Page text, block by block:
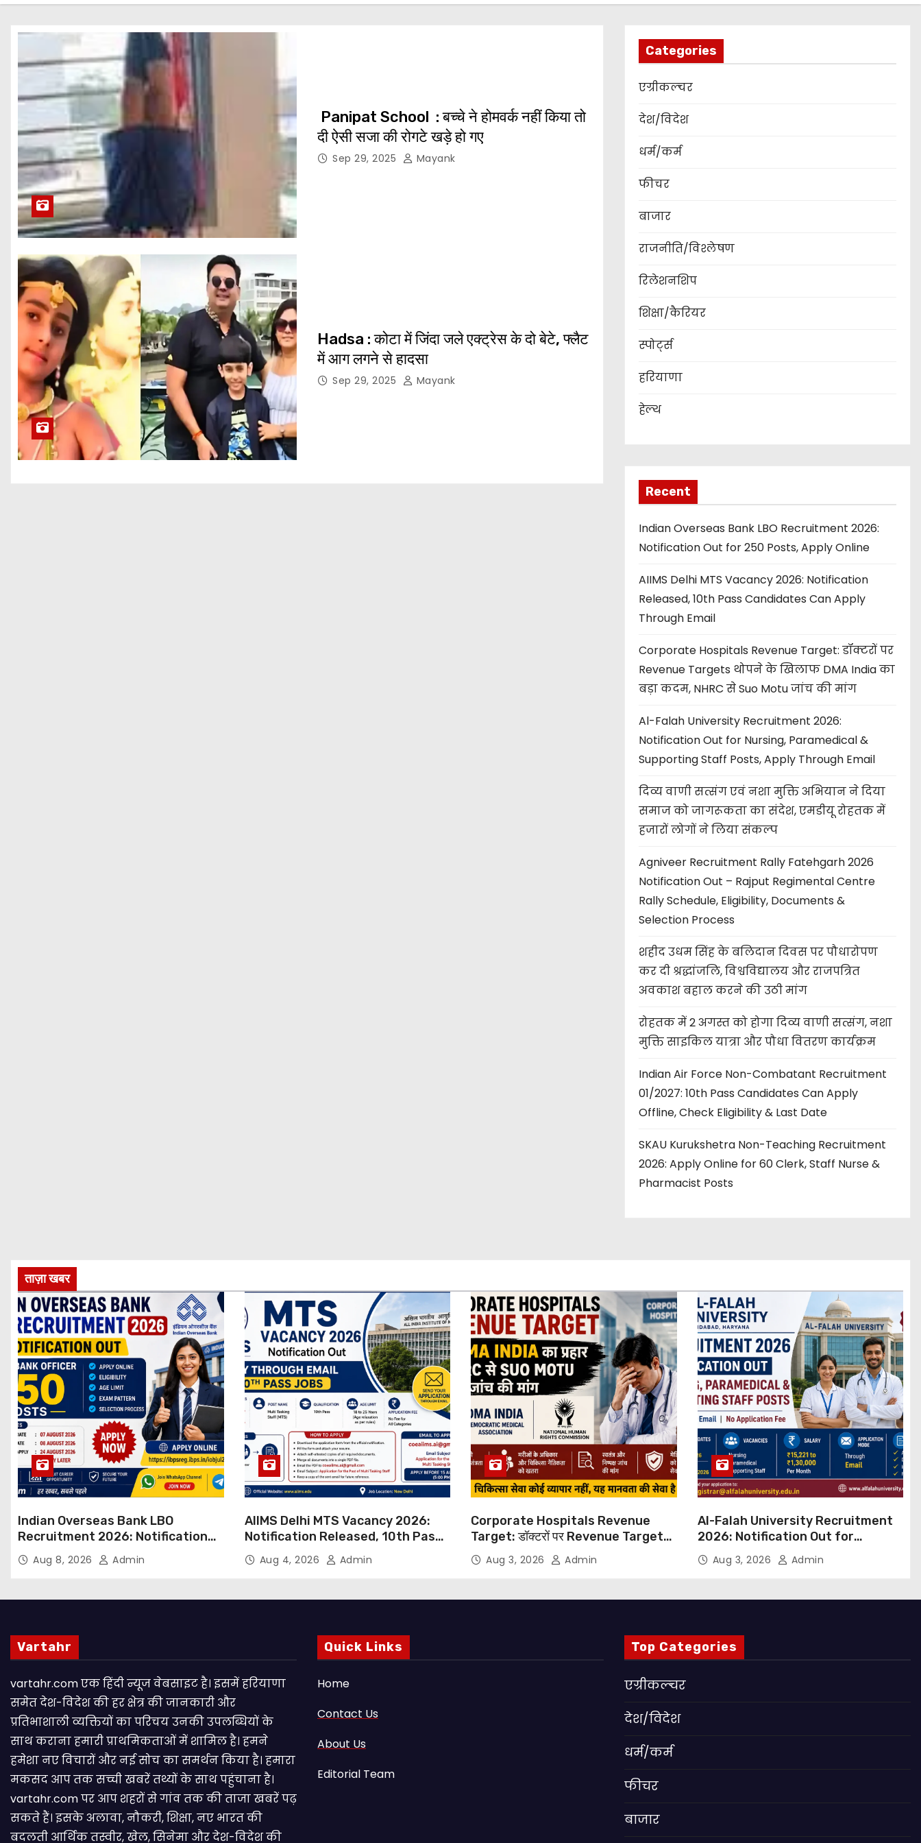
Panipat School : बच्चे ने होमवर्क नहीं किया तो
दी ऐसी सजा की रोगटे खड़े हो गए
Sep 29, 2025 Mayank
Hadsa : कोटा में जिंदा जले एक्ट्रेस के दो बेटे, फ्लैट
में आग लगने से हादसा
Sep 29, 2025 Mayank
Categories
एग्रीकल्चर
देश/विदेश
धर्म/कर्म
फीचर
बाजार
राजनीति/विश्लेषण
रिलेशनशिप
शिक्षा/कैरियर
स्पोर्ट्स
हरियाणा
हेल्थ
Recent
Indian Overseas Bank LBO Recruitment 2026:
Notification Out for 250 Posts, Apply Online
AIIMS Delhi MTS Vacancy 2026: Notification
Released, 10th Pass Candidates Can Apply
Through Email
Corporate Hospitals Revenue Target: डॉक्टरों पर
Revenue Targets थोपने के खिलाफ DMA India का
बड़ा कदम, NHRC से Suo Motu जांच की मांग
Al-Falah University Recruitment 2026:
Notification Out for Nursing, Paramedical &
Supporting Staff Posts, Apply Through Email
दिव्य वाणी सत्संग एवं नशा मुक्ति अभियान ने दिया
समाज को जागरूकता का संदेश, एमडीयू रोहतक में
हजारों लोगों ने लिया संकल्प
Agniveer Recruitment Rally Fatehgarh 2026
Notification Out – Rajput Regimental Centre
Rally Schedule, Eligibility, Documents &
Selection Process
शहीद उधम सिंह के बलिदान दिवस पर पौधारोपण
कर दी श्रद्धांजलि, विश्वविद्यालय और राजपत्रित
अवकाश बहाल करने की उठी मांग
रोहतक में 2 अगस्त को होगा दिव्य वाणी सत्संग, नशा
मुक्ति साइकिल यात्रा और पौधा वितरण कार्यक्रम
Indian Air Force Non-Combatant Recruitment
01/2027: 10th Pass Candidates Can Apply
Offline, Check Eligibility & Last Date
SKAU Kurukshetra Non-Teaching Recruitment
2026: Apply Online for 60 Clerk, Staff Nurse &
Pharmacist Posts
ताज़ा खबर
Indian Overseas Bank LBO
Recruitment 2026: Notification
Out for 250 Posts, Apply Online
Aug 8, 2026 Admin
AIIMS Delhi MTS Vacancy 2026:
Notification Released, 10th Pass
Candidates Can Apply Through
Email
Aug 4, 2026 Admin
Corporate Hospitals Revenue
Target: डॉक्टरों पर Revenue Targets
थोपने के खिलाफ DMA India का बड़ा कदम,
NHRC से Suo Motu जांच की मांग
Aug 3, 2026 Admin
Al-Falah University Recruitment
2026: Notification Out for
Nursing, Paramedical &
Supporting Staff Posts, Apply
Aug 3, 2026 Admin
Vartahr
vartahr.com एक हिंदी न्यूज वेबसाइट है। इसमें हरियाणा
समेत देश-विदेश की हर क्षेत्र की जानकारी और
प्रतिभाशाली व्यक्तियों का परिचय उनकी उपलब्धियों के
साथ कराना हमारी प्राथमिकताओं में शामिल है। हमने
हमेशा नए विचारों और नई सोच का समर्थन किया है। हमारा
मकसद आप तक सच्ची खबरें तथ्यों के साथ पहुंचाना है।
vartahr.com पर आप शहरों से गांव तक की ताजा खबरें पढ़
सकते हैं। इसके अलावा, नौकरी, शिक्षा, नए भारत की
बदलती आर्थिक तस्वीर, खेल, सिनेमा और देश-विदेश की
Quick Links
Home
Contact Us
About Us
Editorial Team
Top Categories
एग्रीकल्चर
देश/विदेश
धर्म/कर्म
फीचर
बाजार